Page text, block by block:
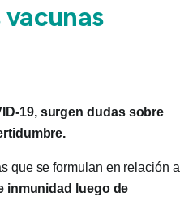
vacunas
19, surgen dudas sobre
que se formulan en relación a
inmunidad luego de